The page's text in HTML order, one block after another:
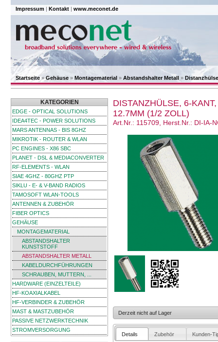
Impressum | Kontakt | www.meconet.de
Startseite»Gehäuse » Montagematerial » Abstandshalter Metall »
KATEGORIEN
EDGE - OPTICAL SOLUTIONS
IDEA4TEC - POWER SOLUTIONS
MARS ANTENNAS - BIS 8GHZ
MIKROTIK - ROUTER & WLAN
PC ENGINES - X86 SBC
PLANET - DSL & MEDIACONVERTER
RF-ELEMENTS - WLAN
SIAE 4GHZ - 80GHZ PTP
SIKLU - E- & V-BAND RADIOS
TAMOSOFT WLAN-TOOLS
ANTENNEN & ZUBEHÖR
FIBER OPTICS
GEHÄUSE
MONTAGEMATERIAL
ABSTANDSHALTER
KUNSTSTOFF
ABSTANDSHALTER METALL
KABELDURCHFÜHRUNGEN
SCHRAUBEN, MUTTERN, ...
HARDWARE (EINZELTEILE)
HF-KOAXIALKABEL
HF-VERBINDER & ZUBEHÖR
MAST & MASTZUBEHÖR
PASSIVE NETZWERKTECHNIK
STROMVERSORGUNG
DISTANZHÜLSE, 6-
12.7MM (1/2 ZOLL)
Art.Nr.: 115709, Herst.Nr.: DI-IA-
Derzeit nicht auf Lager
Details Zubehör Kunden-